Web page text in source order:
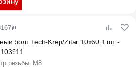
болт Tech-Krep/Zitar 10х60 1 шт -
резьбы: М8